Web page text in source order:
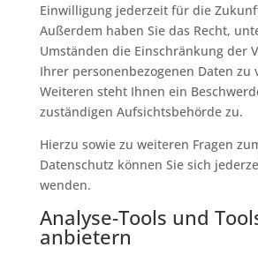
Einwilligung jederzeit für die
Außerdem haben Sie das Recht,
Umständen die Einschränkung der
Ihrer personenbezogenen Daten zu
Weiteren steht Ihnen ein
zuständigen Aufsichtsbehörde zu.
Hierzu sowie zu weiteren Fragen
Datenschutz können Sie sich
wenden.
Analyse-Tools und
anbietern